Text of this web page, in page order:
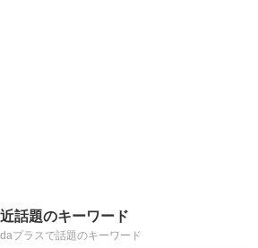
話題のキーワード
プラスで話題のキーワード